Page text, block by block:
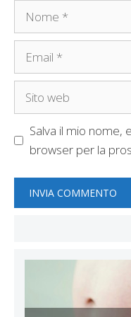
Nome
Email
Sito
Salva il mio nome,
browser per la